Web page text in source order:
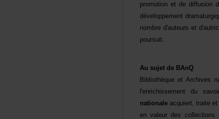
poursuit.
AusujetdeBAnQ
nationale